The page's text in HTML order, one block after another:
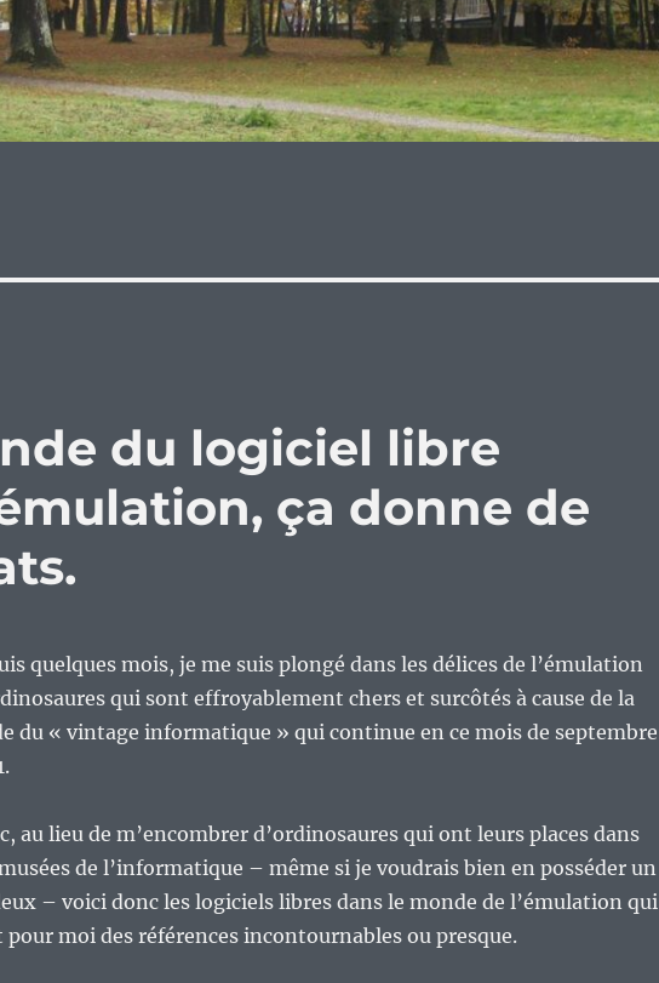
du logiciel libre
ça donne de
quelques mois, je me suis plongé dans les délices de l’émulation
qui sont effroyablement chers et surcôtés à cause de la
du « vintage informatique » qui continue en ce mois de septembre
au lieu de m’encombrer d’ordinosaures qui ont leurs places dans
de l’informatique – même si je voudrais bien en posséder un
– voici donc les logiciels libres dans le monde de l’émulation qui
pour moi des références incontournables ou presque.